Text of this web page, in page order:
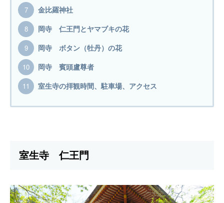
金比羅神社
岡寺 仁王門とヤマブキの花
岡寺 ボタン（牡丹）の花
岡寺 賓頭盧尊者
室生寺の拝観時間、駐車場、アクセス
室生寺 仁王門